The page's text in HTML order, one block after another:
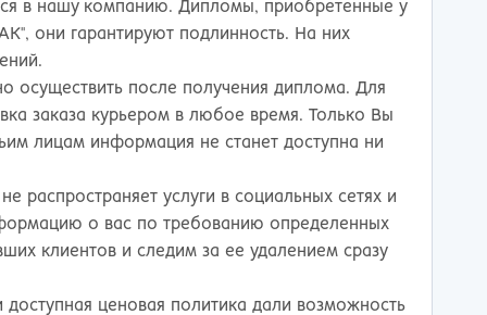
в нашу компанию. Дипломы, приобретенные у
они гарантируют подлинность. На них
осуществить после получения диплома. Для
заказа курьером в любое время. Только Вы
лицам информация не станет доступна ни
услуги в социальных сетях и
о вас по требованию определенных
клиентов и следим за ее удалением сразу
ценовая политика дали возможность